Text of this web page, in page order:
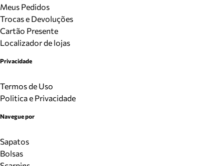
Meus Pedidos
Trocas e Devoluções
Cartão Presente
Localizador de lojas
Privacidade
Termos de Uso
Politica e Privacidade
Navegue por
Sapatos
Bolsas